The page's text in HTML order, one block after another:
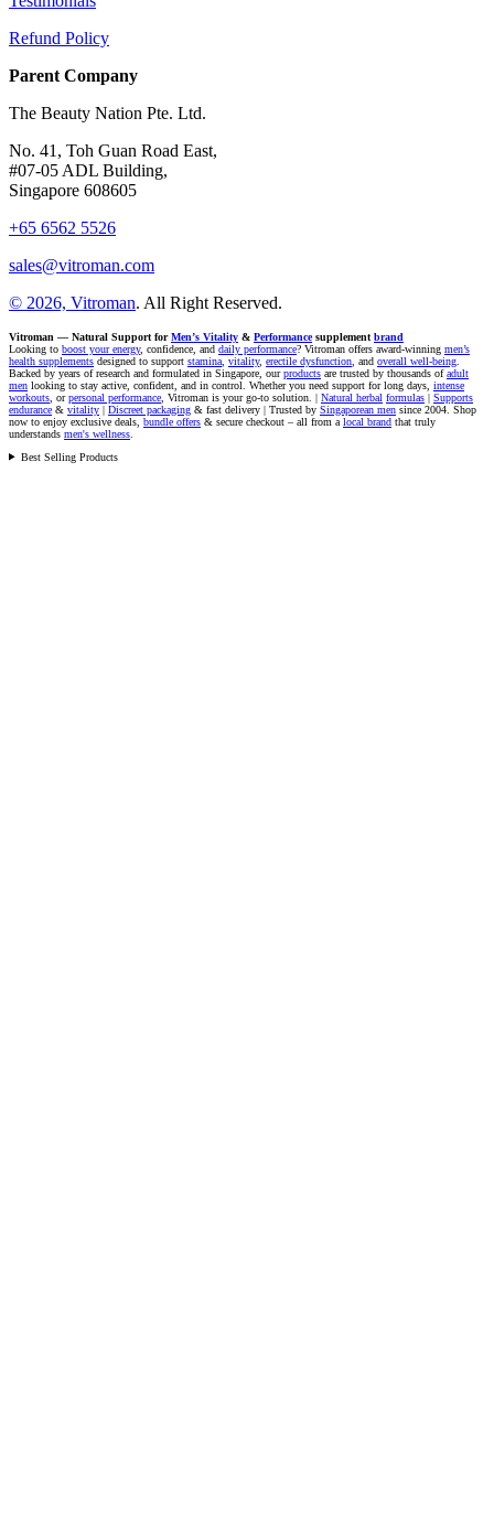
Refund Policy
Parent Company
The Beauty Nation Pte. Ltd.
No. 41, Toh Guan Road East,
#07-05 ADL Building,
Singapore 608605
+65 6562 5526
sales@vitroman.com
© 2026, Vitroman. All Right Reserved.
Vitroman — Natural Support forMen’s Vitality & Performancesupplement brand
Looking to boost your energy, confidence, and daily performance? Vitroman offers award-winning men’s
health supplements designed to support stamina vitality, erectile dysfunction , and overall well-being
Backed by years of research and formulated in Singapore, ourproducts are trusted by thousands ofadult
men looking to stay active, confident, and in control. Whether you need support for long days, intense
workouts , orpersonal performance , Vitroman is your go-to solution. | Natural herbal formulas | Supports
endurance & vitality | Discreet packaging & fast delivery | Trusted by Singaporean men since 2004. Shop
now to enjoy exclusive deals, bundle offers & secure checkout – all from a local brand that truly
understands men's wellness
Best Selling Products